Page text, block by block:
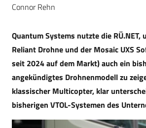
Connor Rehn
Quantum Systems nutzte die RÜ.NET,
Reliant Drohne und der Mosaic UXS
seit 2024 auf dem Markt) auch ein
angekündigtes Drohnenmodell zu
klassischer Multicopter, klar
bisherigen VTOL-Systemen des